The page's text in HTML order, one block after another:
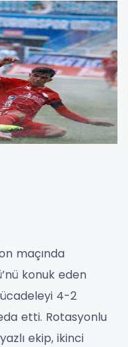
maçında
konuk eden
4-2
etti. Rotasyonlu
ekip, ikinci